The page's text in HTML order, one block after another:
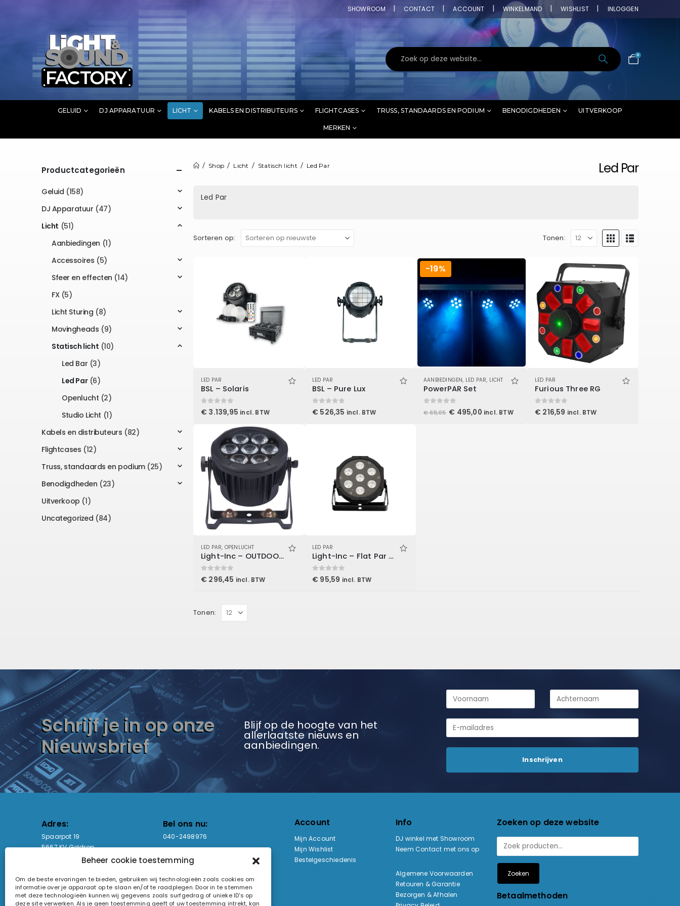
Beheer cookie toestemming
Om de beste ervaringen te bieden, gebruiken wij technologieën zoals cookies om
informatie over je apparaat op te slaan en/of te raadplegen. Door in te stemmen
met deze technologieën kunnen wij gegevens zoals surfgedrag of unieke ID's op
deze site verwerken. Als je geen toestemming geeft of uw toestemming intrekt, kan
SHOWROOM CONTACT ACCOUNT WINKELMAND WISHLIST INLOGGEN
0
GELUID DJ APPARATUUR LICHT KABELS EN DISTRIBUTEURS FLIGHTCASES TRUSS, STANDAARDS EN PODIUM BENODIGDHEDEN UITVERKOOP
MERKEN
Led Par
Shop Licht Statisch licht Led Par
Led Par
Sorteren op: Tonen:
LED PAR
BSL – Solaris
0out of 5
€ 3.139,95 incl. BTW
LED PAR
BSL – Pure Lux
0out of 5
€ 526,35 incl. BTW
-19%
AANBIEDINGEN, LED PAR, LICHT
PowerPAR Set
out of 5
€611,05 Oorspronkelijke
€ 495,00Huidige
incl. BTW
LED PAR
Furious Three RG
0out of 5
€ 216,59 incl. BTW
LED PAR, OPENLUCHT
Light-Inc – OUTDOOR-PAR 7 HEXA
0out of 5
€ 296,45 incl. BTW
LED PAR
Light-Inc – Flat Par 7 RGB-WW
0out of 5
€ 95,59 incl. BTW
Tonen:
Productcategorieën
Geluid (158)
DJ Apparatuur (47)
Licht (51)
Aanbiedingen (1)
Accessoires (5)
Sfeer en effecten (14)
FX (5)
Licht Sturing (8)
Movingheads (9)
Statisch licht (10)
Led Bar (3)
Led Par (6)
Openlucht (2)
Studio Licht (1)
Kabels en distributeurs (82)
Flightcases (12)
Truss, standaards en podium (25)
Benodigdheden (23)
Uitverkoop (1)
Uncategorized (84)
Schrijf je in op onze
Nieuwsbrief
Blijf op de hoogte van het
allerlaatste nieuws en
aanbiedingen.
Adres:
Spaarpot 19
5667 KV Geldrop
Bel ons nu:
040-2498976
sales@lightandsound.store
Openingstijden:
Ma - Vr: 09:00-17:00
Za: Enkel op afspraak
Account
Mijn Account
Mijn Wishlist
Bestelgeschiedenis
Info
DJ winkel met Showroom
Neem Contact met ons op
Algemene Voorwaarden
Retouren & Garantie
Bezorgen & Afhalen
Zoeken op deze website
Zoeken
Betaalmethoden